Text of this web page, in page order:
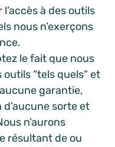
à des outils
nous n’exerçons
le fait que nous
“tels quels” et
garantie,
sorte et
n’aurons
résultant de ou